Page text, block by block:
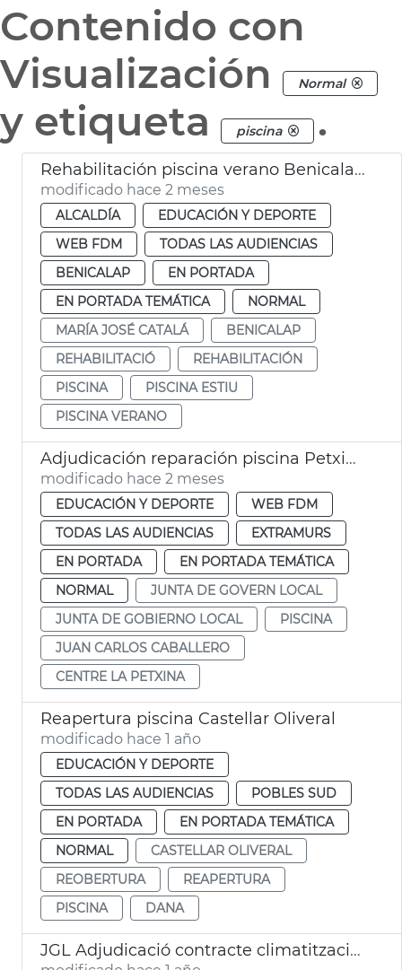
Contenido con
Visualización
Normal
y etiqueta piscina .
Rehabilitación piscina verano Benicalap València
modificado hace 2 meses
ALCALDÍA
EDUCACIÓN Y DEPORTE
WEB FDM
TODAS LAS AUDIENCIAS
BENICALAP
EN PORTADA
EN PORTADA TEMÁTICA
NORMAL
MARÍA JOSÉ CATALÁ
BENICALAP
REHABILITACIÓ
REHABILITACIÓN
PISCINA
PISCINA ESTIU
PISCINA VERANO
Adjudicación reparación piscina Petxina
modificado hace 2 meses
EDUCACIÓN Y DEPORTE
WEB FDM
TODAS LAS AUDIENCIAS
EXTRAMURS
EN PORTADA
EN PORTADA TEMÁTICA
NORMAL
JUNTA DE GOVERN LOCAL
JUNTA DE GOBIERNO LOCAL
PISCINA
JUAN CARLOS CABALLERO
CENTRE LA PETXINA
Reapertura piscina Castellar Oliveral
modificado hace 1 año
EDUCACIÓN Y DEPORTE
TODAS LAS AUDIENCIAS
POBLES SUD
EN PORTADA
EN PORTADA TEMÁTICA
NORMAL
CASTELLAR OLIVERAL
REOBERTURA
REAPERTURA
PISCINA
DANA
JGL Adjudicació contracte climatització piscina Aiora